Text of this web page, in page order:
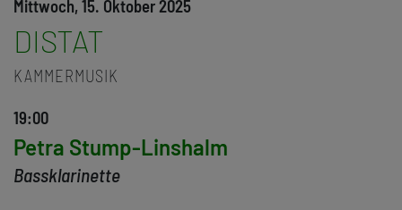
Mittwoch, 15. Oktober 2025
DISTAT
KAMMERMUSIK
19:00
Petra Stump-Linshalm
Bassklarinette